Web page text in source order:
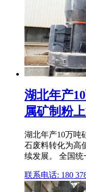
湖北年产
属矿制粉
湖北年产10万吨
石废料转化为高
续发展。 全国统
联系电话: 180